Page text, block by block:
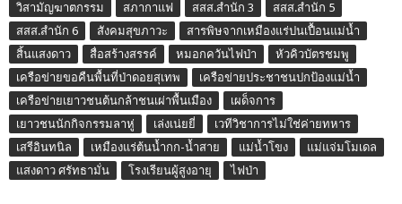
วิสามัญฆาตกรรม
สภากาแฟ สสส.สำนัก 3
สสส.สำนัก 5
สสส.สำนัก 6
สังคมสุขภาวะ
สารพิษจากเหมืองแร่ปนเปื้อนแม่น้ำ
สิ้นแสงดาว
สื่อสร้างสรรค์ หมอกควันไฟป่า
หัวคิวบัตรชมพู
เครือข่ายขอคืนพื้นที่ป่าดอยสุเทพ
เครือข่ายประชาชนปกป้องแม่น้ำ
เครือข่ายเยาวชนต้นกล้าชนเผ่าพื้นเมือง
เผด็จการ
เยาวชนนักกิจกรรมลาหู่
เล่งเน่ยยี่
เวทีวิชาการไม่ใช่ค่ายทหาร
เสรีอินทนิล
เหมืองแร่ต้นน้ำกก-น้ำสาย แม่น้ำโขง
แม่แจ่มโมเดล
แสงดาว ศรัทธามั่น
โรงเรียนผู้สูงอายุ ไฟป่า